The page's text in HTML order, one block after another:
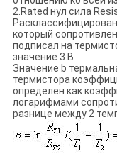
2.Rated нул сила
который
подписал на
значение 3.B
Значение b
термистора
определен как
логарифмами
разнице между 2